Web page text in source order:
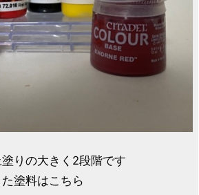
りの大きく2段階です
塗料はこちら